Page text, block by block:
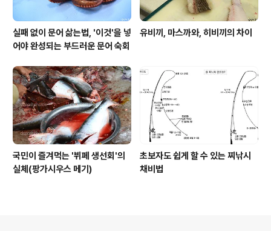
실패 없이 문어 삶는법, '이것'을 넣
어야 완성되는 부드러운 문어 숙회
유비끼, 마스까와, 히비끼의 차이
국민이 즐겨먹는 '뷔페 생선회'의
실체(팡가시우스 메기)
초보자도 쉽게 할 수 있는 찌낚시
채비법